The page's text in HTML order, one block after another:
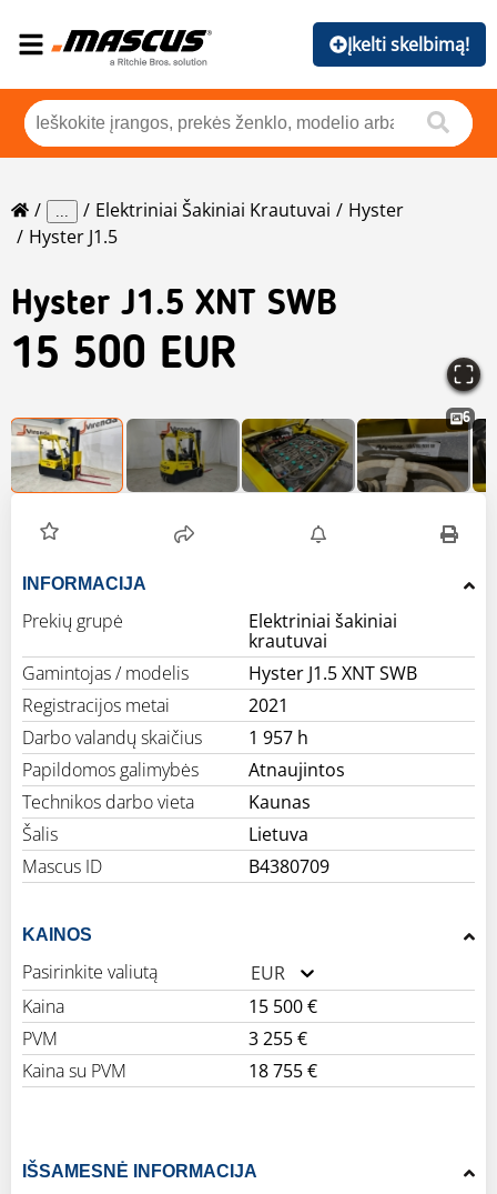
Įkelti skelbimą!
... Elektriniai Šakiniai Krautuvai
Hyster
Hyster J1.5
Hyster J1.5 XNT SWB
15 500 EUR
6
INFORMACIJA
Prekių grupė
Elektriniai šakiniai
krautuvai
Gamintojas / modelis
Hyster J1.5 XNT SWB
Registracijos metai
2021
Darbo valandų skaičius
1 957 h
Papildomos galimybės
Atnaujintos
Technikos darbo vieta
Kaunas
Šalis
Lietuva
Mascus ID
B4380709
KAINOS
Pasirinkite valiutą
EUR
Kaina
15 500 €
PVM
3 255 €
Kaina su PVM
18 755 €
IŠSAMESNĖ INFORMACIJA